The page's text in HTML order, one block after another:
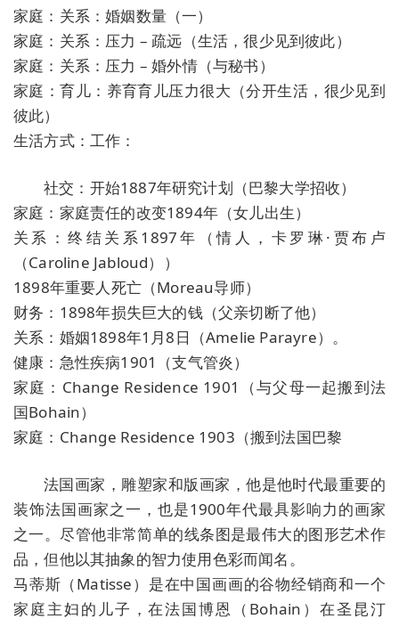
家庭：关系：婚姻数量（一）
家庭：关系：压力 – 疏远（生活，很少见到彼此）
家庭：关系：压力 – 婚外情（与秘书）
家庭：育儿：养育育儿压力很大（分开生活，很少见到
彼此）
生活方式：工作：
社交：开始1887年研究计划（巴黎大学招收）
家庭：家庭责任的改变1894年（女儿出生）
关系：终结关系1897年（情人，卡罗琳·贾布卢
（Caroline Jabloud））
1898年重要人死亡（Moreau导师）
财务：1898年损失巨大的钱（父亲切断了他）
关系：婚姻1898年1月8日（Amelie Parayre）。
健康：急性疾病1901（支气管炎）
家庭：Change Residence 1901（与父母一起搬到法
国Bohain）
家庭：Change Residence 1903（搬到法国巴黎
法国画家，雕塑家和版画家，他是他时代最重要的
装饰法国画家之一，也是1900年代最具影响力的画家
之一。尽管他非常简单的线条图是最伟大的图形艺术作
品，但他以其抽象的智力使用色彩而闻名。
马蒂斯（Matisse）是在中国画画的谷物经销商和一个
家庭主妇的儿子，在法国博恩（Bohain）在圣昆汀